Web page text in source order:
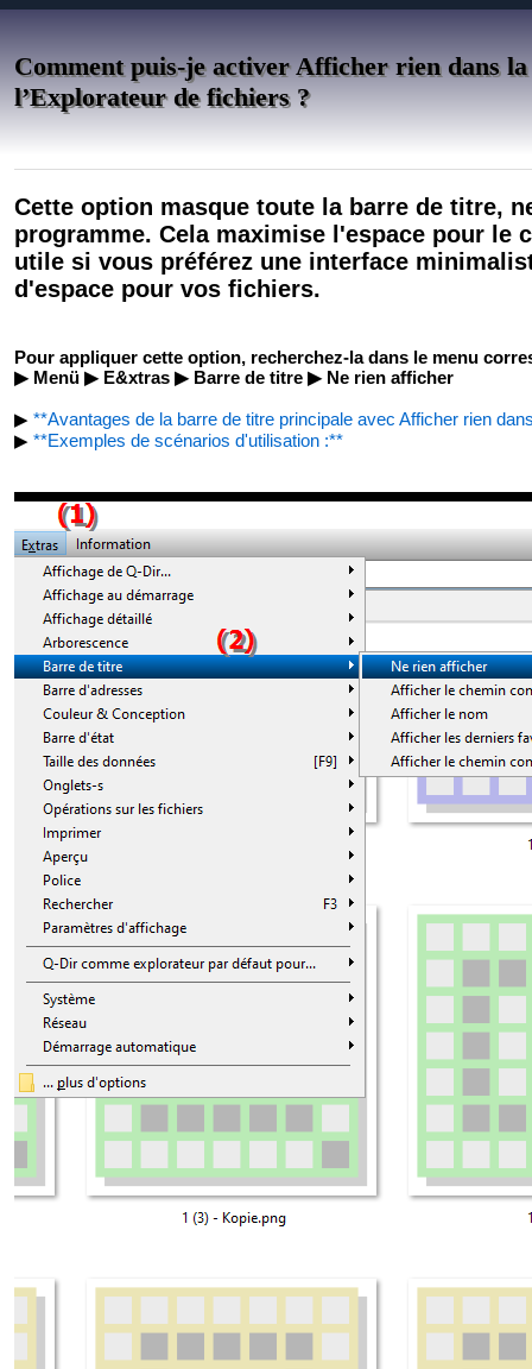
Comment puis-je activer Afficher rien dans
l’Explorateur de fichiers ?
Cette option masque toute la barre de titre,
programme. Cela maximise l'espace pour le
utile si vous préférez une interface
d'espace pour vos fichiers.
Pour appliquer cette option, recherchez-la dans le menu
▶ Menü ▶ E&xtras ▶ Barre de titre ▶ Ne rien afficher
▶ **Avantages de la barre de titre principale avec Afficher rien
▶ **Exemples de scénarios d'utilisation :**